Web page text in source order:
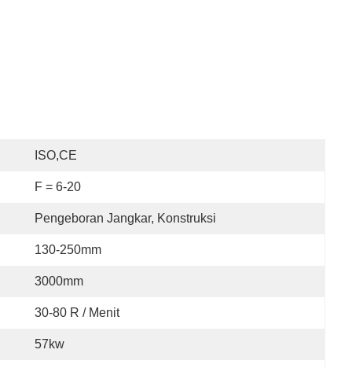
ISO,CE
F = 6-20
Pengeboran Jangkar, Konstruksi
130-250mm
3000mm
30-80 R / Menit
57kw